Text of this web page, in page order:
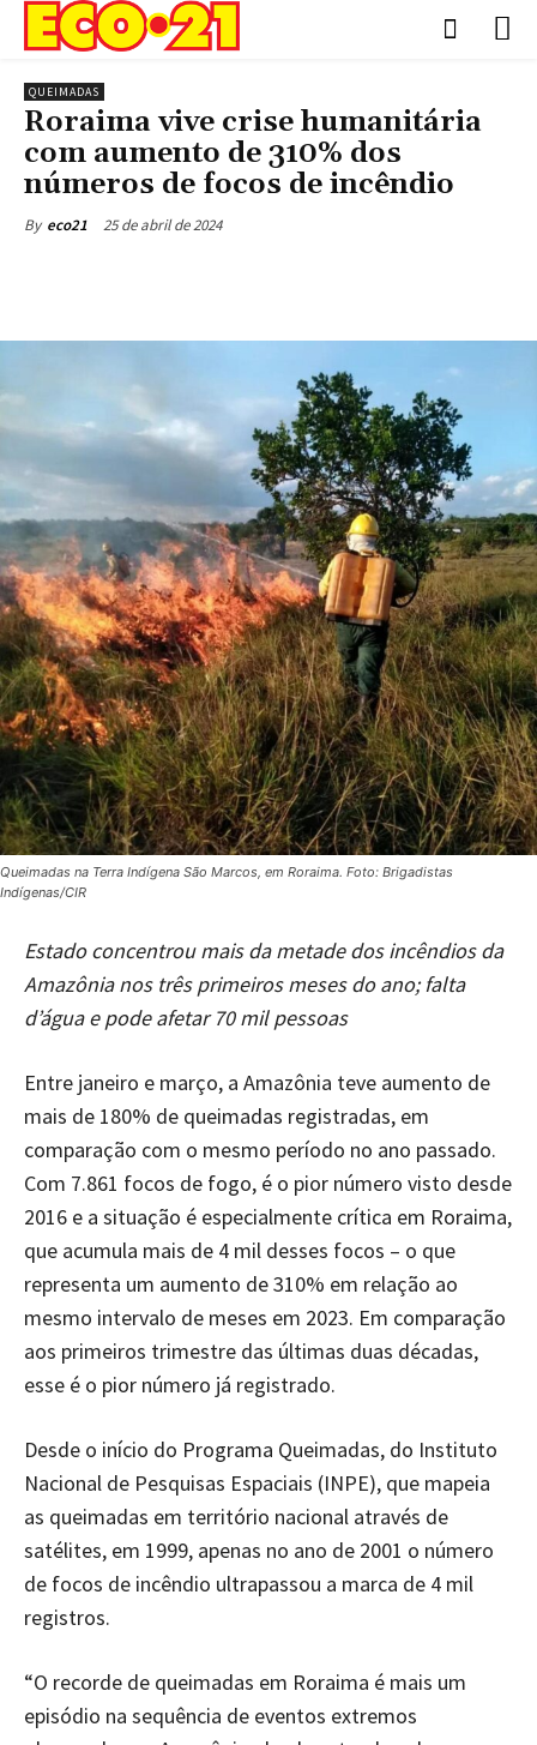
QUEIMADAS
Roraima vive crise humanitária
com aumento de 310% dos
números de focos de incêndio
By eco21 25 de abril de 2024
Queimadas na Terra Indígena São Marcos, em Roraima. Foto: Brigadistas
Indígenas/CIR
Estado concentrou mais da metade dos incêndios da
Amazônia nos três primeiros meses do ano; falta
d’água e pode afetar 70 mil pessoas
Entre janeiro e março, a Amazônia teve aumento de
mais de 180% de queimadas registradas, em
comparação com o mesmo período no ano passado.
Com 7.861 focos de fogo, é o pior número visto desde
2016 e a situação é especialmente crítica em Roraima,
que acumula mais de 4 mil desses focos – o que
representa um aumento de 310% em relação ao
mesmo intervalo de meses em 2023. Em comparação
aos primeiros trimestre das últimas duas décadas,
esse é o pior número já registrado.
Desde o início do Programa Queimadas, do Instituto
Nacional de Pesquisas Espaciais (INPE), que mapeia
as queimadas em território nacional através de
satélites, em 1999, apenas no ano de 2001 o número
de focos de incêndio ultrapassou a marca de 4 mil
registros.
“O recorde de queimadas em Roraima é mais um
episódio na sequência de eventos extremos